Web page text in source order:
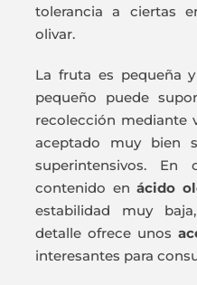
tolerancia a ciertas
olivar.
La fruta es pequeña
pequeño puede
recolección mediante
aceptado muy bien
superintensivos. En
contenido enácido
estabilidad muy
detalle ofrece unos
interesantes para